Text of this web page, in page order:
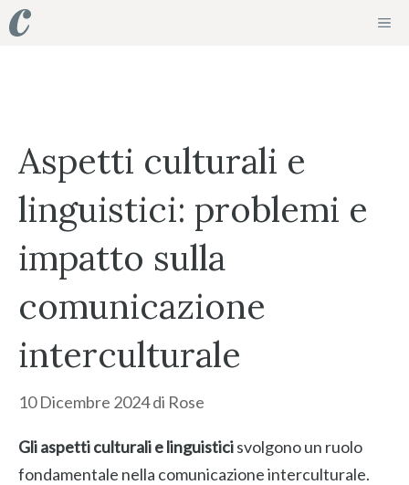
Vai
al
Aspetti culturali e
linguistici: problemi e
impatto sulla
comunicazione
interculturale
10 Dicembre 2024di Rose
Gli aspetti culturali e linguisticisvolgono un ruolo
fondamentale nella comunicazione interculturale.